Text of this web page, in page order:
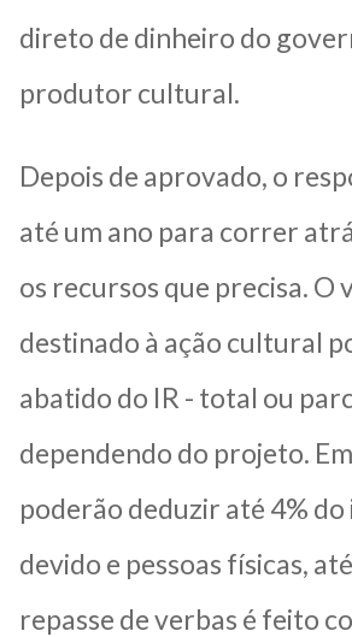
direto de dinheiro do
produtor cultural.
Depois de aprovado, o
até um ano para correr
os recursos que precisa. O
destinado à ação cultural
abatido do IR - total ou
dependendo do projeto.
poderão deduzir até 4%
devido e pessoas físicas,
repasse de verbas é feito